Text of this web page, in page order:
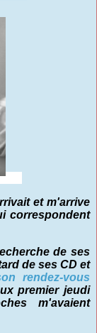
et m'arrive
correspondent
de ses
de ses CD et
rendez-vous
premier jeudi
m'avaient